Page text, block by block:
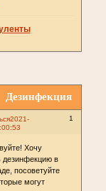
Дезинфекция
1
2021-
Хочу
дезинфекцию в
посоветуйте
могут